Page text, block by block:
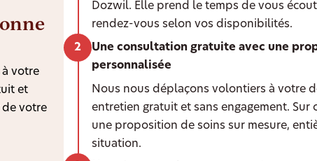
à votre
et
de votre
Dozwil. Elle prend le temps de vous
rendez-vous selon vos disponibilités.
Une consultation gratuite avec une
personnalisée
Nous nous déplaçons volontiers à votre
entretien gratuit et sans engagement. Sur
une proposition de soins sur mesure,
situation.